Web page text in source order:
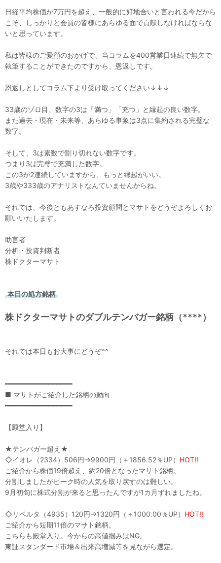
日経平均株価が7万円を超え、一般的に好地合いと言われる今だから
こそ、しっかりと会員の皆様にあらゆる面で貢献しなければならな
いと思っています。
私は皆様のご愛顧のおかげで、当コラムを400営業日連続で無欠で
執筆することができたのですから、恩返しです。
恩返しとしてコラム下より受け取ってください↓↓↓
33歳のゾロ目、数字の3は「満つ」「充つ」と縁起の良い数字。
また過去・現在・未来等、あらゆる事象は3点に集約される完璧な
数字。
そして、3は素数で割り切れない数字です。
つまり3は完璧で充満した数字。
この3が2連続していますから、もっと縁起がいい。
3歳や333歳のアナリストなんていませんからね。
それでは、今後ともあすなろ投資顧問とマサトをどうぞよろしくお
願いいたします。
助言者
分析・投資判断者
株ドクターマサト
本日の処方銘柄
株ドクターマサトのダブルテンバガー銘柄（****）
それでは本日もお大事にどうぞ^^
━━━━━━━━━━━━━━━━━
■ マサトがご紹介した銘柄の動向
━━━━━━━━━━━━━━━━━
【殿堂入り】
★テンバガー超え★
◇イオレ（2334）506円→9900円（＋1856.52％UP） HOT!!
ご紹介から株価19倍超え、約20倍となったマサト銘柄。
分割しましたがピーク時の人気を取り戻すのは難しい。
9月初旬に株式分割が来ると思ったんですが1カ月ずれましたね。
◇リベルタ（4935）120円→1320円（＋1000.00％UP） HOT!!
ご紹介から短期11倍のマサト銘柄。
こちらも殿堂入り。今からの高値掴みはNG。
東証スタンダード市場＆出来高増減等を見ながら選定。